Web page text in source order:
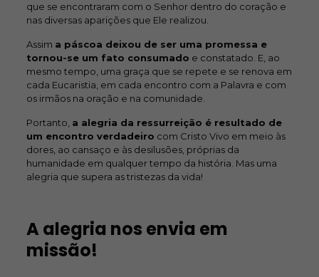
que se encontraram com o Senhor dentro do coração e
nas diversas aparições que Ele realizou.
Assim a páscoa deixou de ser uma promessa e
tornou-se um fato consumado e constatado. E, ao
mesmo tempo, uma graça que se repete e se renova em
cada Eucaristia, em cada encontro com a Palavra e com
os irmãos na oração e na comunidade.
Portanto, a alegria da ressurreição é resultado de
um encontro verdadeiro com Cristo Vivo em meio às
dores, ao cansaço e às desilusões, próprias da
humanidade em qualquer tempo da história. Mas uma
alegria que supera as tristezas da vida!
A alegria nos envia em
missão!